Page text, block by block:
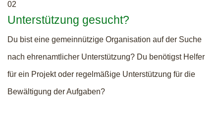
02
Unterstützung gesucht?
Du bist eine gemeinnützige Organisation auf der Suche
nach ehrenamtlicher Unterstützung? Du benötigst Helfer
für ein Projekt oder regelmäßige Unterstützung für die
Bewältigung der Aufgaben?